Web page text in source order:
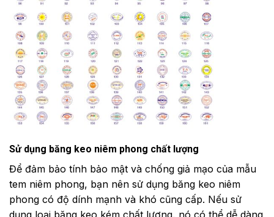
Sử dụng băng keo niêm phong chất lượng
Để đảm bảo tính bảo mật và chống giả mạo của mẫu
tem niêm phong, bạn nên sử dụng băng keo niêm
phong có độ dính mạnh và khó cũng cấp. Nếu sử